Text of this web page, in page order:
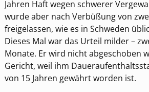
Jahren Haft wegen schwerer
wurde aber nach Verbüßung von
freigelassen, wie es in Schweden
Dieses Mal war das Urteil milder –
Monate. Er wird nicht abgeschoben
Gericht, weil ihm
von 15 Jahren gewährt worden ist.